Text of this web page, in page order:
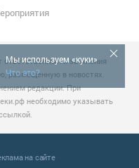
Мы используем «куки»
Что это?
за мнения
размещенную в новостях.
редакции. При
необходимо указывать
на сайте